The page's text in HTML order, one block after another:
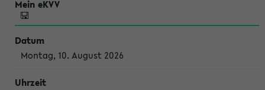
Montag, 10. August 2026